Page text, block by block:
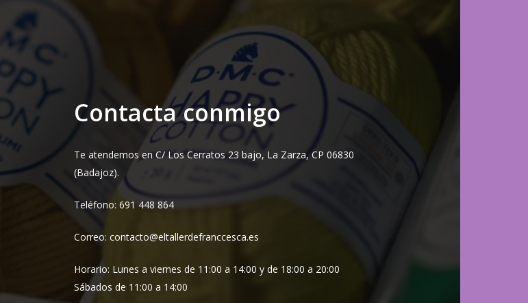
Contacta conmigo
Te atendemos en C/ Los Cerratos 23 bajo, La Zarza, CP 06830
(Badajoz).
Teléfono: 691 448 864
Correo: contacto@eltallerdefranccesca.es
Horario: Lunes a viernes de 11:00 a 14:00 y de 18:00 a 20:00
Sábados de 11:00 a 14:00